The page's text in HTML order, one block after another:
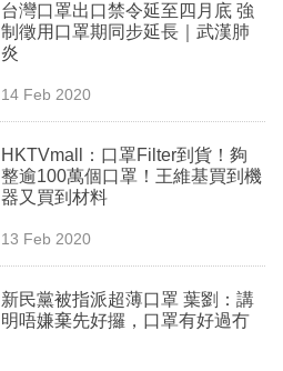
台灣口罩出口禁令延至四月底 強
制徵用口罩期同步延長｜武漢肺
炎
14 Feb 2020
HKTVmall：口罩Filter到貨！夠
整逾100萬個口罩！王維基買到機
器又買到材料
13 Feb 2020
新民黨被指派超薄口罩 葉劉：講
明唔嫌棄先好攞，口罩有好過冇